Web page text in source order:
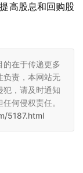
高股息和回购股
的在于传递更多
负责，本网站无
犯，请及时通知
何侵权责任。
5187.html